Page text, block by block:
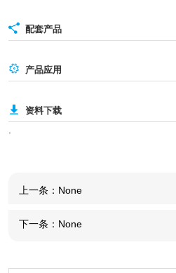
配套产品
产品应用
资料下载
上一条： None
下一条： None